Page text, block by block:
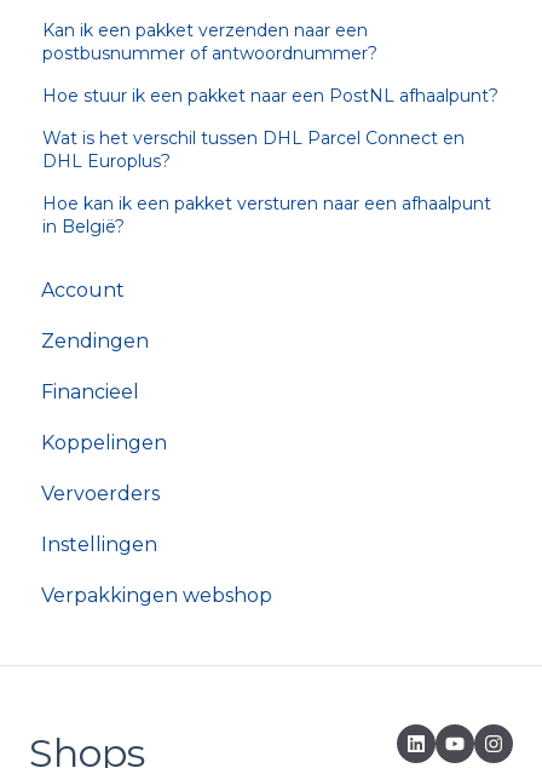
Kan ik een pakket verzenden naar een
postbusnummer of antwoordnummer?
Hoe stuur ik een pakket naar een PostNL afhaalpunt?
Wat is het verschil tussen DHL Parcel Connect en
DHL Europlus?
Hoe kan ik een pakket versturen naar een afhaalpunt
in België?
Account
Zendingen
Financieel
Koppelingen
Vervoerders
Instellingen
Verpakkingen webshop
Shops